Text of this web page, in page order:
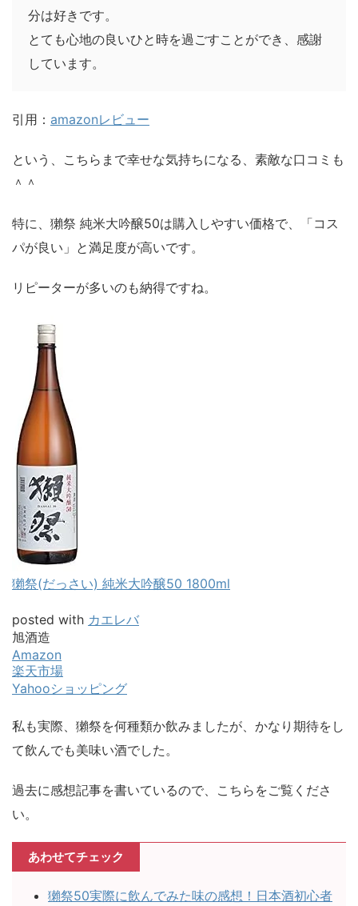
分は好きです。
とても心地の良いひと時を過ごすことができ、感謝
しています。
引用： amazonレビュー
という、こちらまで幸せな気持ちになる、素敵な口コミも
＾＾
特に、獺祭 純米大吟醸50は購入しやすい価格で、「コス
パが良い」と満足度が高いです。
リピーターが多いのも納得ですね。
獺祭(だっさい) 純米大吟醸50 1800ml
posted with カエレバ
旭酒造
Amazon
楽天市場
Yahooショッピング
私も実際、獺祭を何種類か飲みましたが、かなり期待をし
て飲んでも美味い酒でした。
過去に感想記事を書いているので、こちらをご覧くださ
い。
あわせてチェック
獺祭50実際に飲んでみた味の感想！日本酒初心者